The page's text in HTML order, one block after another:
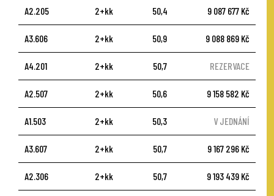
A2.205 2+kk 50,4 9 087 677 Kč
A3.606 2+kk 50,9 9 088 869 Kč
A4.201 2+kk 50,7 REZERVACE
A2.507 2+kk 50,6 9 158 582 Kč
A1.503 2+kk 50,3 V JEDNÁNÍ
A3.607 2+kk 50,7 9 167 296 Kč
A2.306 2+kk 50,7 9 193 439 Kč